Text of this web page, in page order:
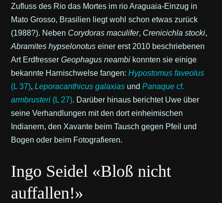
Zufluss des Rio das Mortes im rio Araguaia-Einzug in
Mato Grosso, Brasilien liegt wohl schon etwas zurück
(1988?). Neben Corydoras maculifer, Crenicichla stocki,
Abramites hypselonotus einer erst 2010 beschriebenen
Art ErdfresserGeophagus neambi konnten sie einige
bekannte Harnischwelse fangen:Hypostomus faveolus
(L 37),Leporacanthicus galaxias undPanaque cf.
armbrusteri (L 27). Darüber hinaus berichtet Uwe über
seine Verhandlungen mit den dort einheimischen
Indianern, den Xavante beim Tausch gegen Pfeil und
Bogen oder beim Fotografieren.
Ingo Seidel «Bloß nicht
auffallen!»